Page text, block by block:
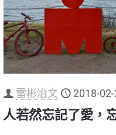
雷彬冶文 2018-
人若然忘記了愛，